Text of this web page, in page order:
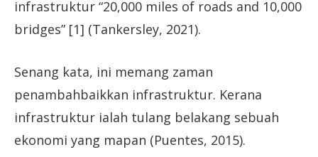
infrastruktur “20,000 miles of roads and 10,000
bridges” [1] (Tankersley, 2021).
Senang kata, ini memang zaman
penambahbaikkan infrastruktur. Kerana
infrastruktur ialah tulang belakang sebuah
ekonomi yang mapan (Puentes, 2015).